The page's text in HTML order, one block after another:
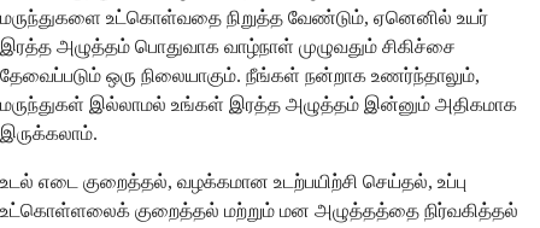
மருந்துகளை உட்கொள்வதை நிறுத்த வேண்டும், ஏனெனில் உயர்
இரத்த அழுத்தம் பொதுவாக வாழ்நாள் முழுவதும் சிகிச்சை
தேவைப்படும் ஒரு நிலையாகும். நீங்கள் நன்றாக உணர்ந்தாலும்,
மருந்துகள் இல்லாமல் உங்கள் இரத்த அழுத்தம் இன்னும் அதிகமாக
இருக்கலாம்.
உடல் எடை குறைத்தல், வழக்கமான உடற்பயிற்சி செய்தல், உப்பு
உட்கொள்ளலைக் குறைத்தல் மற்றும் மன அழுத்தத்தை நிர்வகித்தல்